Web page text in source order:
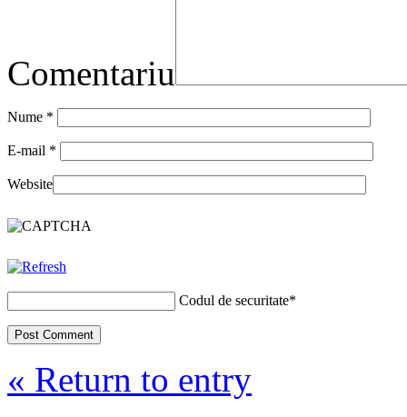
Comentariu
Nume *
E-mail *
Website
Codul de securitate*
« Return to entry